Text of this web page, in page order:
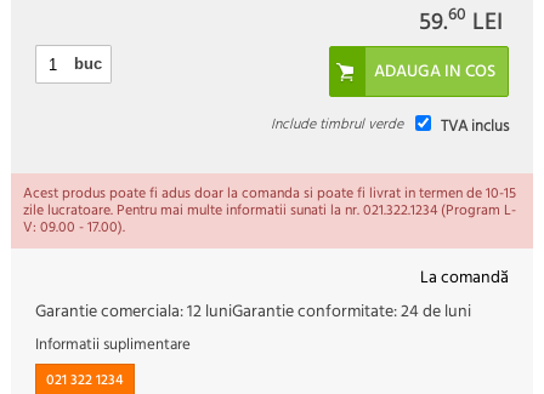
59.60 LEI
buc
TVA inclus
Include timbrul verde
Acest produs poate fi adus doar la comanda si poate fi livrat in termen de 10-15
zile lucratoare. Pentru mai multe informatii sunati la nr. 021.322.1234 (Program L-
V: 09.00 - 17.00).
La comandă
Garantie comerciala:12 luniGarantie conformitate:24 de luni
Informatii suplimentare
021 322 1234